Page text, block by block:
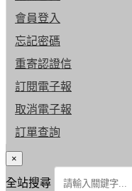
會員登入
忘記密碼
重寄認證信
訂閱電子報
取消電子報
訂單查詢
×
全站搜尋